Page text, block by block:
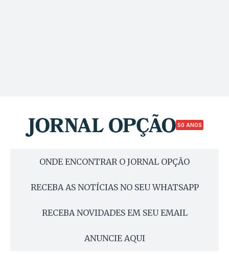
50 ANOS
ONDE ENCONTRAR O JORNAL OPÇÃO
RECEBA AS NOTÍCIAS NO SEU WHATSAPP
RECEBA NOVIDADES EM SEU EMAIL
ANUNCIE AQUI